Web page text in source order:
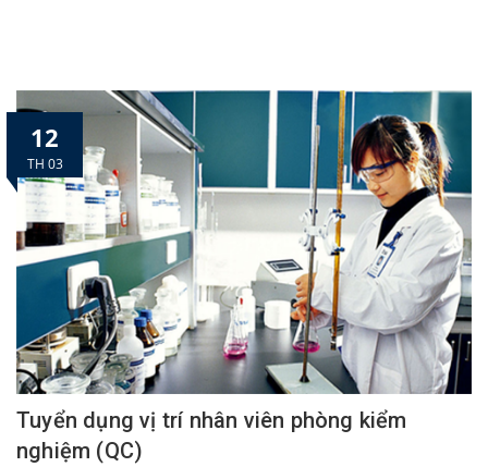
12
TH 03
Tuyển dụng vị trí nhân viên phòng kiểm
nghiệm (QC)